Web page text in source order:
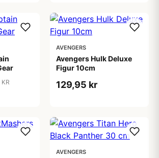
AVENGERS
Avengers Hulk Deluxe
Figur 10cm
129,95 kr
AVENGERS